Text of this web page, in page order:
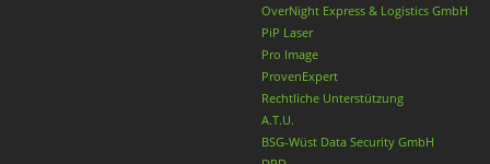
OverNight Express & Logistics GmbH
PiP Laser
Pro Image
ProvenExpert
Rechtliche Unterstützung
A.T.U.
BSG-Wüst Data Security GmbH